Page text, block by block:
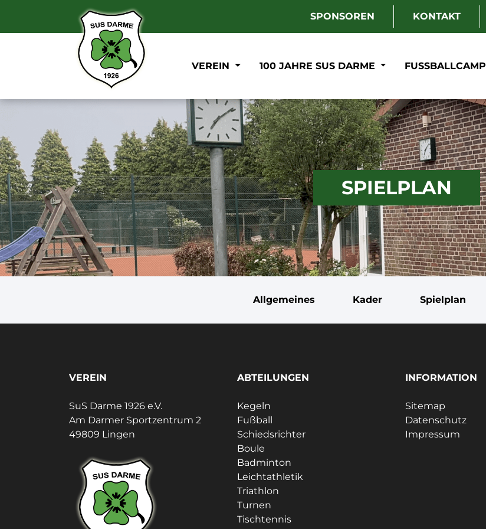
SPONSOREN KONTAKT
VEREIN 100 JAHRE SUS DARME FUSSBALLCAMP
SPIELPLAN
Allgemeines Kader Spielplan
VEREIN
SuS Darme 1926 e.V.
Am Darmer Sportzentrum 2
49809 Lingen
ABTEILUNGEN
Kegeln
Fußball
Schiedsrichter
Boule
Badminton
Leichtathletik
Triathlon
Turnen
Tischtennis
INFORMATION
Sitemap
Datenschutz
Impressum